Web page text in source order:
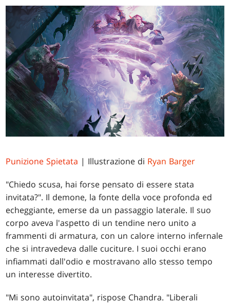
Punizione Spietata | Illustrazione di Ryan Barger
"Chiedo scusa, hai forse pensato di essere stata
invitata?". Il demone, la fonte della voce profonda ed
echeggiante, emerse da un passaggio laterale. Il suo
corpo aveva l'aspetto di un tendine nero unito a
frammenti di armatura, con un calore interno infernale
che si intravedeva dalle cuciture. I suoi occhi erano
infiammati dall'odio e mostravano allo stesso tempo
un interesse divertito.
"Mi sono autoinvitata", rispose Chandra. "Liberali